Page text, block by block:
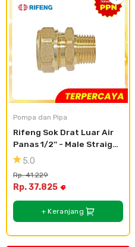
Pompa dan Pipa
Rifeng Sok Drat Luar Air
Panas 1/2'' - Male Straight
Union S1216x1/2"M
5.0
Rp. 41.229
Rp. 37.825
+ Keranjang